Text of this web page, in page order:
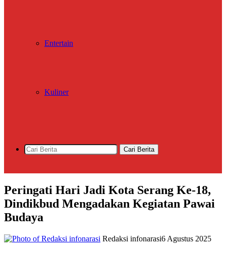
Entertain
Kuliner
Cari Berita
Peringati Hari Jadi Kota Serang Ke-18,
Dindikbud Mengadakan Kegiatan Pawai
Budaya
Redaksi infonarasi6 Agustus 2025